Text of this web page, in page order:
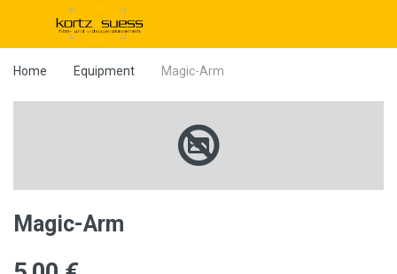
Home Equipment Magic-Arm
Magic-Arm